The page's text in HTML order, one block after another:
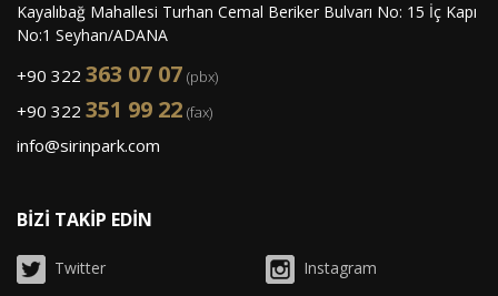
Kayalıbağ Mahallesi Turhan Cemal Beriker Bulvarı No: 15 İç Kapı
No:1 Seyhan/ADANA
+90 322 363 07 07 (pbx)
+90 322 351 99 22 (fax)
info@sirinpark.com
BİZİ TAKİP EDİN
Twitter Instagram